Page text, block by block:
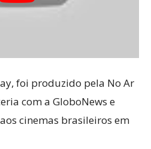
foi produzido pela No Ar
com a GloboNews e
cinemas brasileiros em